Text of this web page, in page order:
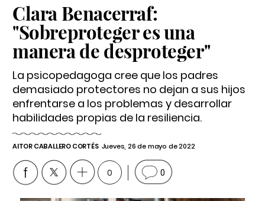
Clara Benacerraf:
"Sobreproteger es una
manera de desproteger"
La psicopedagoga cree que los padres
demasiado protectores no dejan a sus hijos
enfrentarse a los problemas y desarrollar
habilidades propias de la resiliencia.
AITOR CABALLERO CORTÉS Jueves, 26 de mayo de 2022
0 0